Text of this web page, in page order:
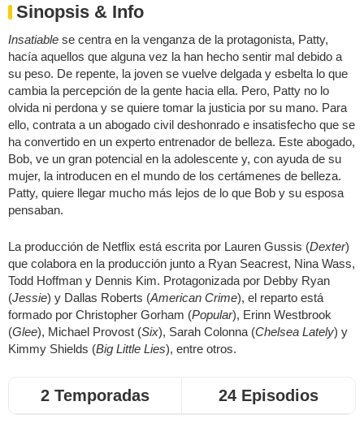
Sinopsis & Info
Insatiable se centra en la venganza de la protagonista, Patty,
hacía aquellos que alguna vez la han hecho sentir mal debido a
su peso. De repente, la joven se vuelve delgada y esbelta lo que
cambia la percepción de la gente hacia ella. Pero, Patty no lo
olvida ni perdona y se quiere tomar la justicia por su mano. Para
ello, contrata a un abogado civil deshonrado e insatisfecho que se
ha convertido en un experto entrenador de belleza. Este abogado,
Bob, ve un gran potencial en la adolescente y, con ayuda de su
mujer, la introducen en el mundo de los certámenes de belleza.
Patty, quiere llegar mucho más lejos de lo que Bob y su esposa
pensaban.
La producción de Netflix está escrita por Lauren Gussis (Dexter)
que colabora en la producción junto a Ryan Seacrest, Nina Wass,
Todd Hoffman y Dennis Kim. Protagonizada por Debby Ryan
(Jessie) y Dallas Roberts (American Crime), el reparto está
formado por Christopher Gorham (Popular), Erinn Westbrook
(Glee), Michael Provost (Six), Sarah Colonna (Chelsea Lately) y
Kimmy Shields (Big Little Lies), entre otros.
2 Temporadas 24 Episodios